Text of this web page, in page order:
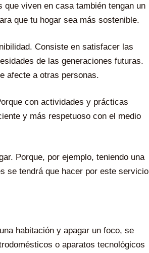
viven en casa también tengan un
que tu hogar sea más sostenible.
Consiste en satisfacer las
de las generaciones futuras.
afecte a otras personas.
con actividades y prácticas
y más respetuoso con el medio
Porque, por ejemplo, teniendo una
se tendrá que hacer por este servicio
habitación y apagar un foco, se
o aparatos tecnológicos